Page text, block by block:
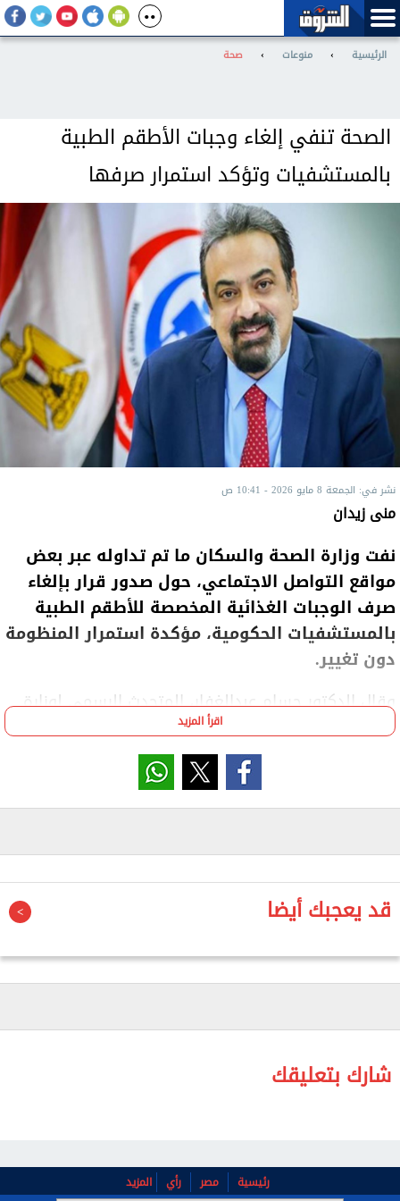
الرئيسية › منوعات › صحة
الصحة تنفي إلغاء وجبات الأطقم الطبية
بالمستشفيات وتؤكد استمرار صرفها
نشر في: الجمعة 8 مايو 2026 - 10:41 ص
منى زيدان
نفت وزارة الصحة والسكان ما تم تداوله عبر بعض
مواقع التواصل الاجتماعي، حول صدور قرار بإلغاء
صرف الوجبات الغذائية المخصصة للأطقم الطبية
بالمستشفيات الحكومية، مؤكدة استمرار المنظومة
دون تغيير.
وقال الدكتور حسام عبدالغفار، المتحدث الرسمي لوزارة
الصحة والسكان، إن المنشورات المتداولة والتي تزعم
صدور قرار من الوزير بإلغاء الوجبات تحت بند "ترشيد
النفقات" هي أخبار عارية تماما عن الصحة، مشددا على
أنه لم يصدر أي قرار أو توجيه بهذا الشأن على الإطلاق.
وأوضح أن منظومة صرف الوجبات للعاملين بالمستشفيات
المنظمة، مشيرا إلى أن الوزارة حريصة على توفير جميع
سبل الدعم للأطقم الطبية، خاصة العاملين بالنوبات
الليلية وفترات العمل التي تتطلب التواجد المتواصل داخل
المنشآت الصحية لضمان تقديم أفضل خدمة طبية
الاجتماعي ضرورة استقاء المعلومات من مصادرها
الرسمية وعدم الانسياق وراء الشائعات.
اقرأ المزيد
قد يعجبك أيضا
شارك بتعليقك
رئيسية مصر رأي المزيد